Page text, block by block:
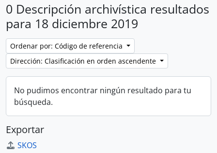
0 Descripción archivística resultados
para 18 diciembre 2019
Ordenar por: Código de referencia
Dirección: Clasificación en orden ascendente
No pudimos encontrar ningún resultado para tu
búsqueda.
Exportar
SKOS